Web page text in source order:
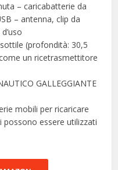
– caricabatterie da
– antenna, clip da
(profondità: 30,5
un ricetrasmettitore
GALLEGGIANTE
mobili per ricaricare
essere utilizzati